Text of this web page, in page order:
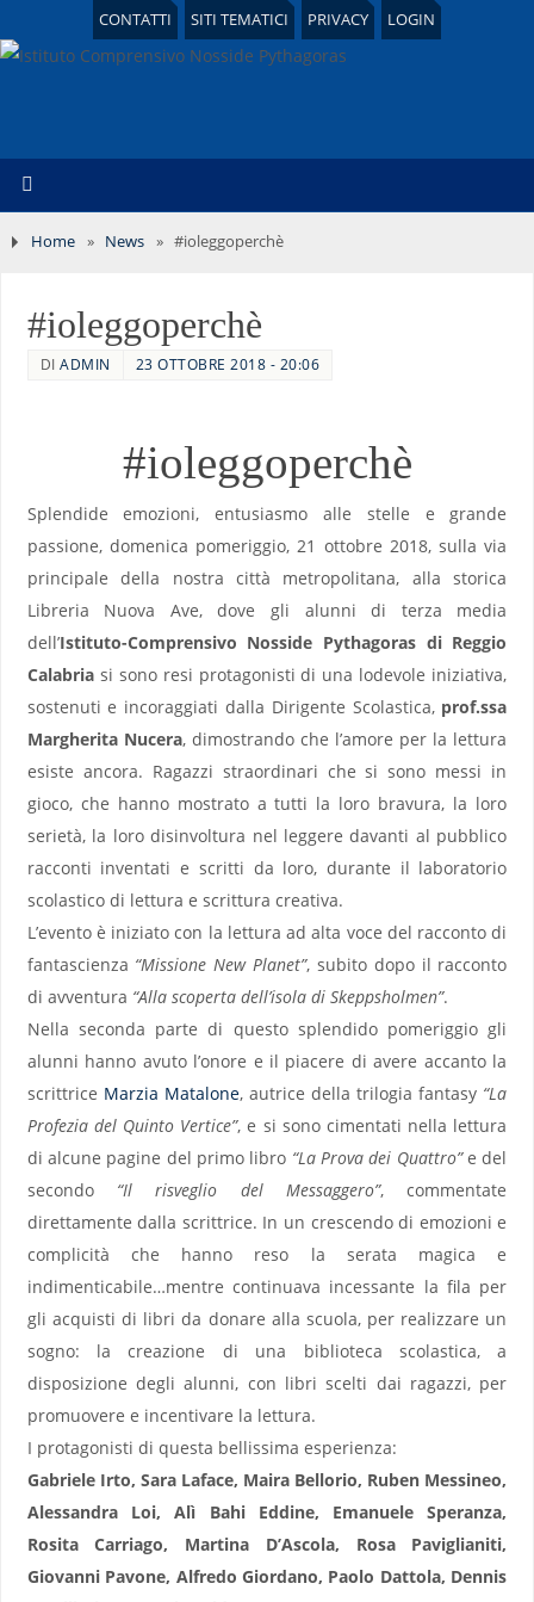
CONTATTI SITI TEMATICI PRIVACY LOGIN
Home » News » #ioleggoperchè
#ioleggoperchè
DIADMIN 23 OTTOBRE 2018 - 20:06
#ioleggoperchè
Splendide emozioni, entusiasmo alle stelle e grande
passione, domenica pomeriggio, 21 ottobre 2018, sulla via
principale della nostra città metropolitana, alla storica
Libreria Nuova Ave, dove gli alunni di terza media
dell’Istituto-Comprensivo Nosside Pythagoras di Reggio
Calabriasi sono resi protagonisti di una lodevole iniziativa,
sostenuti e incoraggiati dalla Dirigente Scolastica, prof.ssa
Margherita Nucera, dimostrando che l’amore per la lettura
esiste ancora. Ragazzi straordinari che si sono messi in
gioco, che hanno mostrato a tutti la loro bravura, la loro
serietà, la loro disinvoltura nel leggere davanti al pubblico
racconti inventati e scritti da loro, durante il laboratorio
scolastico di lettura e scrittura creativa.
L’evento è iniziato con la lettura ad alta voce del racconto di
fantascienza “Missione New Planet”, subito dopo il racconto
di avventura “Alla scoperta dell’isola di Skeppsholmen”.
Nella seconda parte di questo splendido pomeriggio gli
alunni hanno avuto l’onore e il piacere di avere accanto la
scrittrice Marzia Matalone, autrice della trilogia fantasy “La
Profezia del Quinto Vertice”, e si sono cimentati nella lettura
di alcune pagine del primo libro “La Prova dei Quattro”e del
secondo “Il risveglio del Messaggero”, commentate
direttamente dalla scrittrice. In un crescendo di emozioni e
complicità che hanno reso la serata magica e
indimenticabile…mentre continuava incessante la fila per
gli acquisti di libri da donare alla scuola, per realizzare un
sogno: la creazione di una biblioteca scolastica, a
disposizione degli alunni, con libri scelti dai ragazzi, per
promuovere e incentivare la lettura.
I protagonisti di questa bellissima esperienza:
Gabriele Irto, Sara Laface, Maira Bellorio, Ruben Messineo,
Alessandra Loi, Alì Bahi Eddine, Emanuele Speranza,
Rosita Carriago, Martina D’Ascola, Rosa Paviglianiti,
Giovanni Pavone, Alfredo Giordano, Paolo Dattola, Dennis